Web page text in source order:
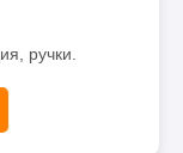
ручки.